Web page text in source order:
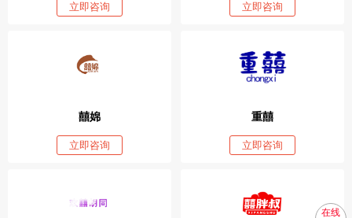
立即咨询 立即咨询
囍婂
立即咨询
重囍
立即咨询
在线